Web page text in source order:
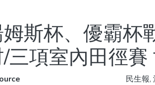
斯杯、優霸杯
三項室內田徑
民生報,